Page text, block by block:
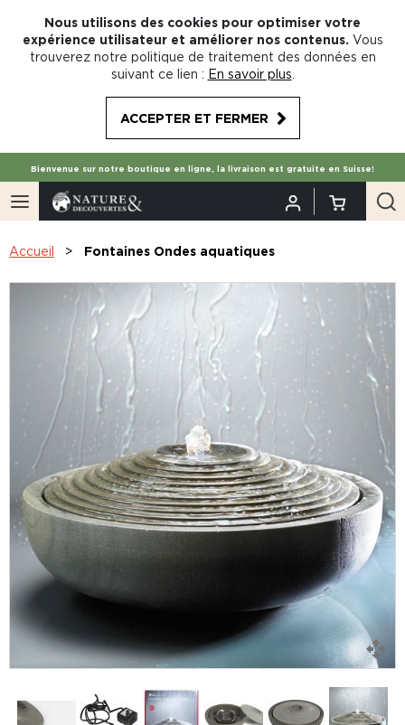
Nous utilisons des cookies pour optimiser votre
expérience utilisateur et améliorer nos contenus. Vous
trouverez notre politique de traitement des données en
suivant ce lien : En savoir plus
ACCEPTER ET FERMER
Bienvenue sur notre boutique en ligne, la livraison est gratuite en Suisse!
Accueil Fontaines Ondes aquatiques